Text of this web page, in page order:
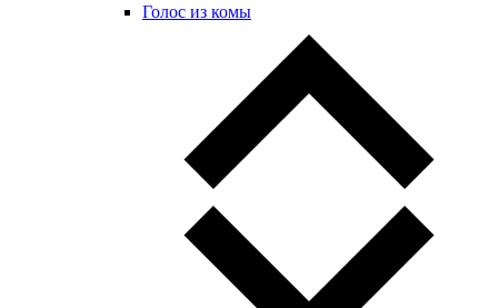
Голос из комы